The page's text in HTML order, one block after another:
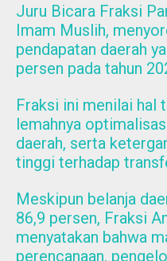
Juru Bicara Fraksi
Imam Muslih,
pendapatan daerah
persen pada tahun
Fraksi ini menilai hal
lemahnya
daerah, serta
tinggi terhadap
Meskipun belanja
86,9 persen, Fraksi
menyatakan bahwa
perencanaan,